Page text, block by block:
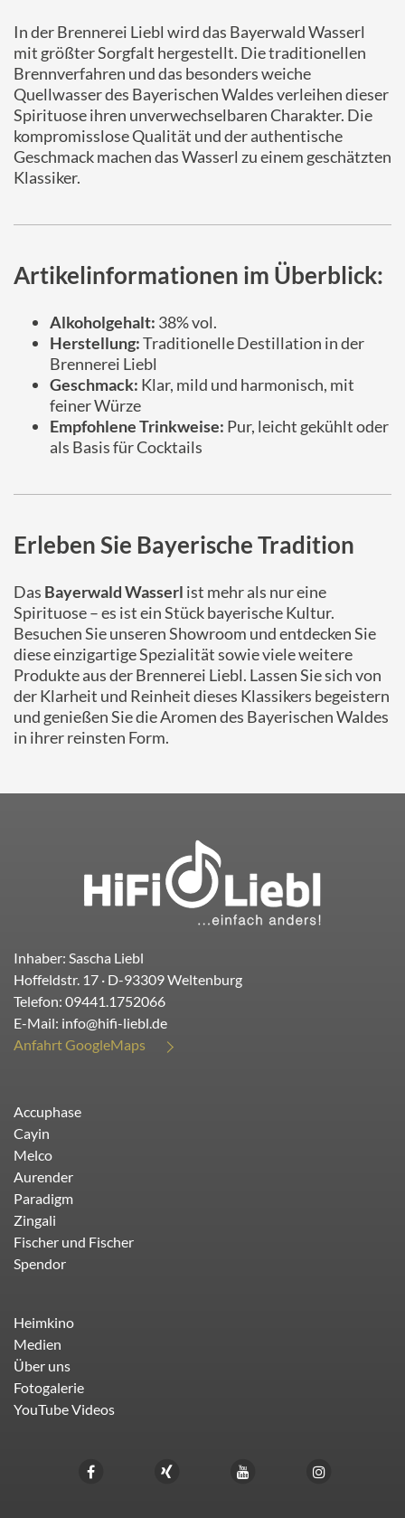
In der Brennerei Liebl wird das Bayerwald Wasserl
mit größter Sorgfalt hergestellt. Die traditionellen
Brennverfahren und das besonders weiche
Quellwasser des Bayerischen Waldes verleihen dieser
Spirituose ihren unverwechselbaren Charakter. Die
kompromisslose Qualität und der authentische
Geschmack machen das Wasserl zu einem geschätzten
Klassiker.
Artikelinformationen im Überblick:
Alkoholgehalt: 38% vol.
Herstellung:Traditionelle Destillation in der
Brennerei Liebl
Geschmack: Klar, mild und harmonisch, mit
feiner Würze
Empfohlene Trinkweise: Pur, leicht gekühlt oder
als Basis für Cocktails
Erleben Sie Bayerische Tradition
Das Bayerwald Wasserl ist mehr als nur eine
Spirituose – es ist ein Stück bayerische Kultur.
Besuchen Sie unseren Showroom und entdecken Sie
diese einzigartige Spezialität sowie viele weitere
Produkte aus der Brennerei Liebl. Lassen Sie sich von
der Klarheit und Reinheit dieses Klassikers begeistern
und genießen Sie die Aromen des Bayerischen Waldes
in ihrer reinsten Form.
Inhaber: Sascha Liebl
Hoffeldstr. 17 · D-93309Weltenburg
Telefon: 09441.1752066
E-Mail: info@hifi-liebl.de
Anfahrt GoogleMaps
Accuphase
Cayin
Melco
Aurender
Paradigm
Zingali
Fischer und Fischer
Spendor
Heimkino
Medien
Über uns
Fotogalerie
YouTube Videos